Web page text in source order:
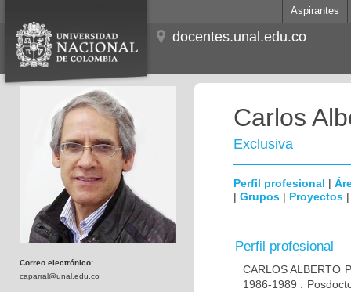
Aspirantes
docentes.unal.edu.co
Correo electrónico:
caparral@unal.edu.co
Carlos
Exclusiva
Perfil profesional |
| Grupos | Proyectos
Perfil profesional
CARLOS ALBERTO
1986-1989 :